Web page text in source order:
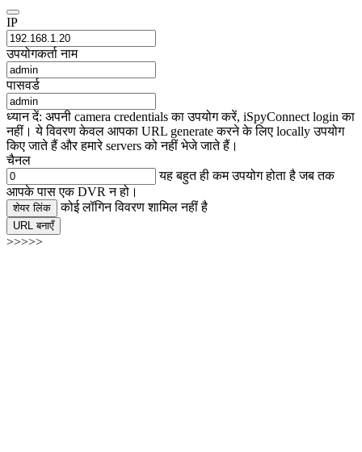
IP
उपयोगकर्ता नाम
पासवर्ड
ध्यान दें: अपनी camera credentials का उपयोग करें, iSpyConnect login का
नहीं। ये विवरण केवल आपका URL generate करने के लिए locally उपयोग
किए जाते हैं और हमारे servers को नहीं भेजे जाते हैं।
चैनल
यह बहुत ही कम उपयोग होता है जब तक
आपके पास एक DVR न हो।
शेयर लिंक कोई लॉगिन विवरण शामिल नहीं है
URL बनाएँ
>>>>>